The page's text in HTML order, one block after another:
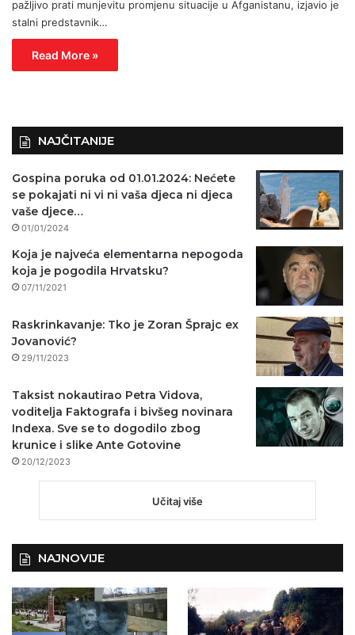
pažljivo prati munjevitu promjenu situacije u Afganistanu, izjavio je
stalni predstavnik…
Read More »
NAJČITANIJE
Gospina poruka od 01.01.2024: Nećete
se pokajati ni vi ni vaša djeca ni djeca
vaše djece…
01/01/2024
Koja je najveća elementarna nepogoda
koja je pogodila Hrvatsku?
07/11/2021
Raskrinkavanje: Tko je Zoran Šprajc ex
Jovanović?
29/11/2023
Taksist nokautirao Petra Vidova,
voditelja Faktografa i bivšeg novinara
Indexa. Sve se to dogodilo zbog
krunice i slike Ante Gotovine
20/12/2023
Učitaj više
NAJNOVIJE